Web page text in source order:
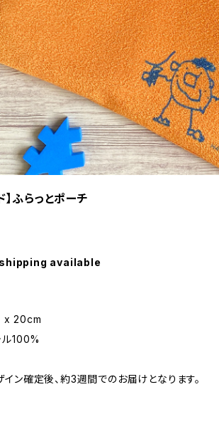
】ふらっとポーチ
available
x 20cm
ル100%
イン確定後、約3週間でのお届けとなります。